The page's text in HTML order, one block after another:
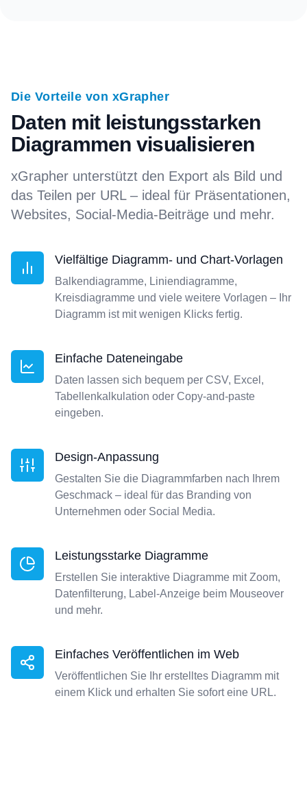
Die Vorteile von xGrapher
Daten mit leistungsstarken
Diagrammen visualisieren
xGrapher unterstützt den Export als Bild und
das Teilen per URL – ideal für Präsentationen,
Websites, Social-Media-Beiträge und mehr.
Vielfältige Diagramm- und Chart-Vorlagen
Balkendiagramme, Liniendiagramme,
Kreisdiagramme und viele weitere Vorlagen – Ihr
Diagramm ist mit wenigen Klicks fertig.
Einfache Dateneingabe
Daten lassen sich bequem per CSV, Excel,
Tabellenkalkulation oder Copy-and-paste
eingeben.
Design-Anpassung
Gestalten Sie die Diagrammfarben nach Ihrem
Geschmack – ideal für das Branding von
Unternehmen oder Social Media.
Leistungsstarke Diagramme
Erstellen Sie interaktive Diagramme mit Zoom,
Datenfilterung, Label-Anzeige beim Mouseover
und mehr.
Einfaches Veröffentlichen im Web
Veröffentlichen Sie Ihr erstelltes Diagramm mit
einem Klick und erhalten Sie sofort eine URL.